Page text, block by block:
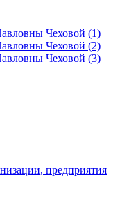
предприятия